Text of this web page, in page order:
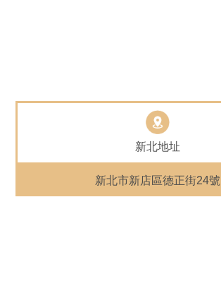
新北地址
新北市新店區德正街24號